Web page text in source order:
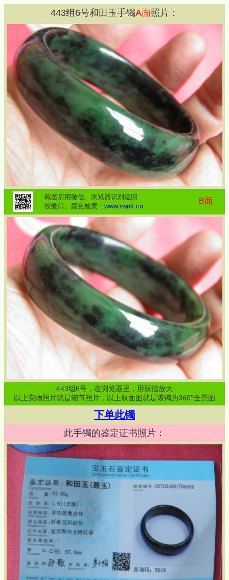
443组 6号和田玉手镯A面照片：
截图后用微信、浏览器识别返回
按圈口、颜色检索： www.vank.cn
B面
443组6号，在浏览器里，用双指放大
以上实物照片就是细节照片，以上双面图就是该镯的360°全景图
下单此镯
此手镯的鉴定证书照片：